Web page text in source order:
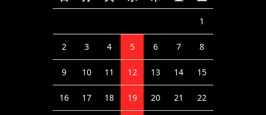
1
2 3 4 5 6 7 8
9 10 11 12 13 14 15
16 17 18 19 20 21 22